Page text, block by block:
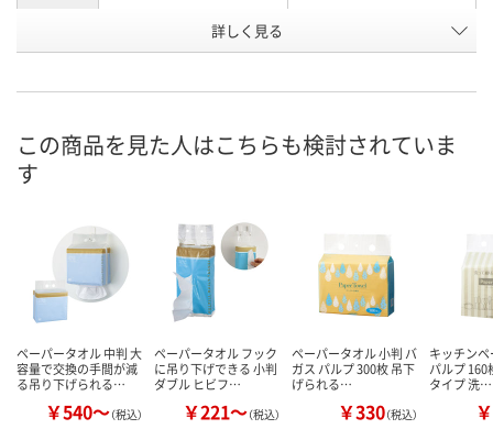
ご連絡いたします
数量 数量
詳しく見る
この商品を見た人はこちらも検討されていま
す
ペーパータオル 中判 大
容量で交換の手間が減
る吊り下げられる…
￥540～（税込）
ペーパータオル フック
に吊り下げできる 小判
ダブル ヒビフ…
￥221～（税込）
ペーパータオル 小判 バ
ガス パルプ 300枚 吊下
げられる…
￥330（税込）
キッチン
パルプ 160
タイプ 洗…